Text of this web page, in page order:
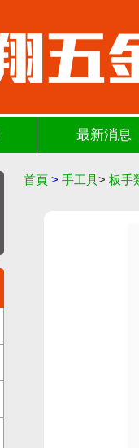
最新消息
首頁 > 手工具> 板手